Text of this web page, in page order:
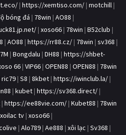
| https://xemtiso.com/ | motchill |
bóng đá | 78win | AO88 |
| xoso66 | 78win | B52club |
| AO88 | https://rr88.cz/ | 78win | sv368 |
7M | Bongdalu | DH88 | https://shbet-
66 | VIP66 | OPEN88 | OPEN88 | 78win
ric79 | S8 | 8kbet | https://iwinclub.la/ |
| kubet | https://sv368.direct/ |
| https://ee88vie.com/ | Kubet88 | 78win
xoilac tv | xoso66 |
| Alo789 | Ae888 | xôi lạc | Sv368 |